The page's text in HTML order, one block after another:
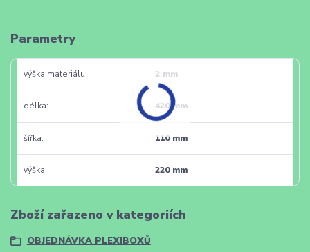
Parametry
výška materiálu 2 mm
délka 420 mm
šířka 110 mm
výška 220 mm
Zboží zařazeno v kategoriích
OBJEDNÁVKA PLEXIBOXŮ